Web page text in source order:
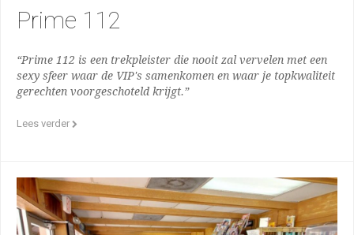
Prime 112
“Prime 112 is een trekpleister die nooit zal vervelen met een
sexy sfeer waar de VIP's samenkomen en waar je topkwaliteit
gerechten voorgeschoteld krijgt.”
Lees verder